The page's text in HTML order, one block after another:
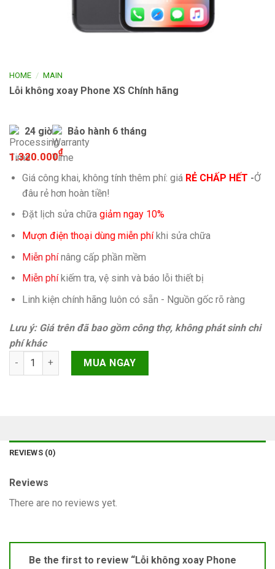
HOME / MAIN
Lỗi không xoay Phone XS Chính hãng
24 giờ Bảo hành 6 tháng
1.320.000₫
Giá công khai, không tính thêm phí: giá RẺ CHẤP HẾT -Ở
đâu rẻ hơn hoàn tiền!
Đặt lịch sửa chữa giảm ngay 10%
Mượn điện thoại dùng miễn phíkhi sửa chữa
Miễn phínâng cấp phần mềm
Miễn phíkiếm tra, vệ sinh và báo lỗi thiết bị
Linh kiện chính hãng luôn có sẵn - Nguồn gốc rõ ràng
Lưu ý: Giá trên đã bao gồm công thợ, không phát sinh chi
phí khác
Lỗi không xoay Phone XS Chính hãng quantity
MUA NGAY
REVIEWS (0)
Reviews
There are no reviews yet.
Be the first to review “Lỗi không xoay Phone